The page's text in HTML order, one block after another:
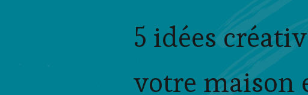
5 idées
votre maison